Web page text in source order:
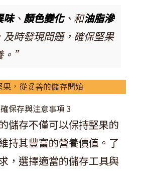
味、顏色變化、和油脂滲
時發現問題，確保堅果
。”
果，從妥善的儲存開始
儲存不僅可以保持堅果的
持其豐富的營養價值。了
，選擇適當的儲存工具與